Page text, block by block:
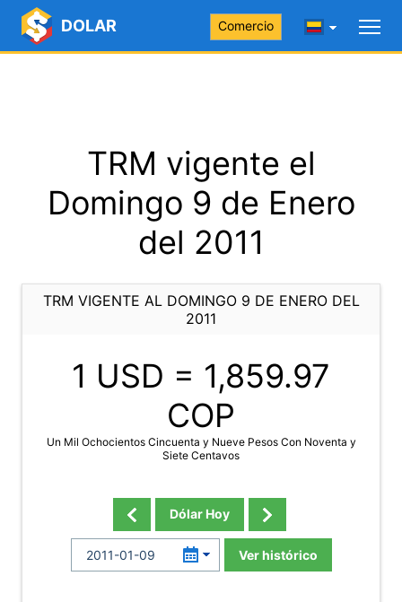
DOLAR Comercio
TRM vigente el
Domingo 9 de Enero
del 2011
TRM VIGENTE AL DOMINGO 9 DE ENERO DEL
2011
1 USD = 1,859.97
COP
Un Mil Ochocientos Cincuenta y Nueve Pesos Con Noventa y
Siete Centavos
Dólar Hoy
Ver histórico